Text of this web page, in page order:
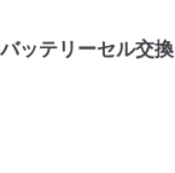
ッテリーセル交換